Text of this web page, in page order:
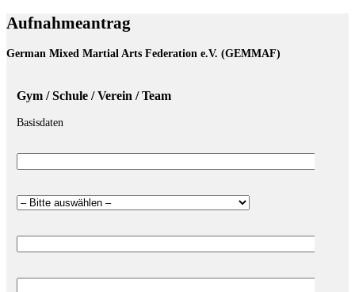
Aufnahmeantrag
German Mixed Martial Arts Federation e.V. (GEMMAF)
Gym / Schule / Verein / Team
Basisdaten